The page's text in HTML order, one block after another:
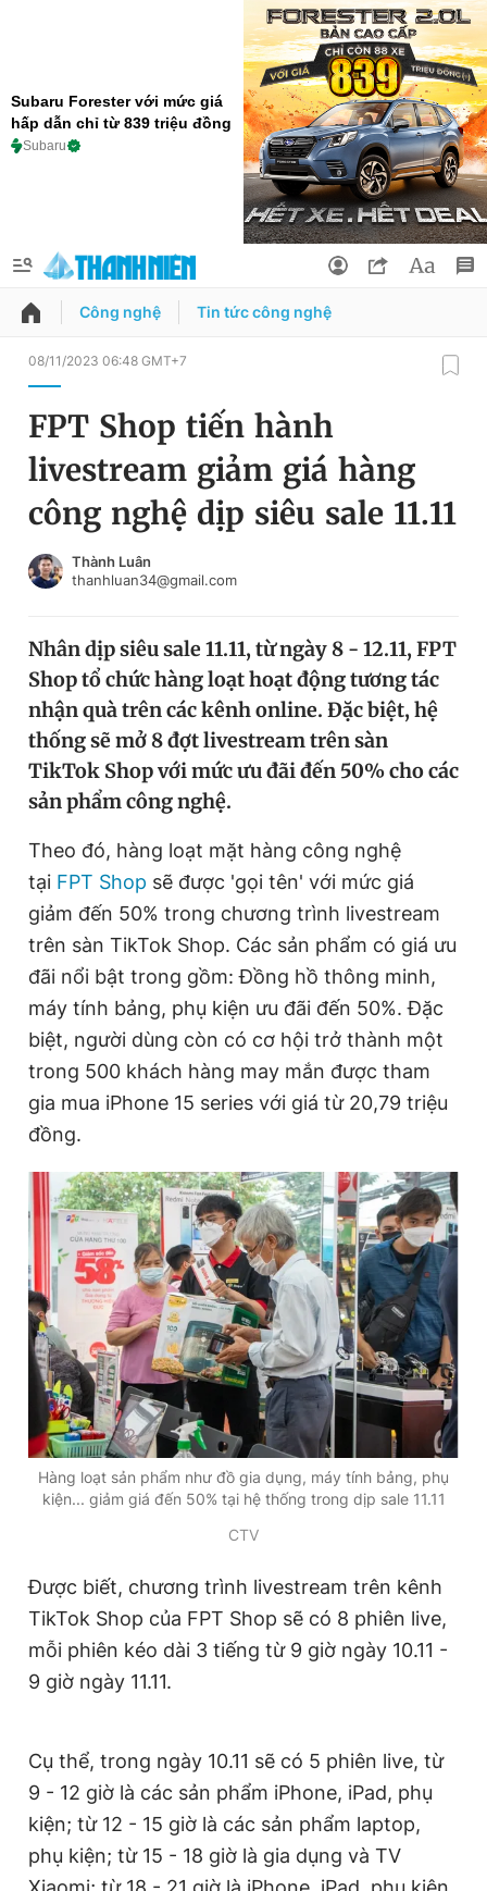
Subaru Forester với mức giá
hấp dẫn chỉ từ 839 triệu đồng
Subaru
QUẢNG CÁO ĐẶT BÁO
Chuyên mục
Chuyên mục khác
Chào ngày mới
Video Magazine
Sản phẩm khác
Tiện ích
Thông tin tòa soạn Liên hệ quảng cáo
Đọc Thanh Niên trên điện thoại
Theo dõi báo trên
Hotline
0906 645 777
Liên hệ quảng cáo
0908 780 404
Đặt báo Quảng cáo RSS Tòa soạn Chính sách bảo
Tổng biên tập: Nguyễn Ngọc Toàn
Phó tổng biên tập thường trực: Hải Thành
Phó tổng biên tập: Lâm Hiếu Dũng
Phó tổng biên tập: Trần Việt Hưng
Tổng thư ký tòa soạn: Đức Trung
Giấy phép xuất bản số 110/GP - BTTTT cấp ngày 24.3.2020
© 2003-2026 Bản quyền thuộc về Báo Thanh Niên. Cấm sao
bản. Phát triển bởi ePi Technologies, JSC.
Đổi mật khẩu
Tin đã lưu
Tin đã xem
Công nghệ Tin tức công nghệ
08/11/2023 06:48 GMT+7
FPT Shop tiến hành
livestream giảm giá hàng
công nghệ dịp siêu sale 11.11
Thành Luân
thanhluan34@gmail.com
Nhân dịp siêu sale 11.11, từ ngày 8 - 12.11, FPT
Shop tổ chức hàng loạt hoạt động tương tác
nhận quà trên các kênh online. Đặc biệt, hệ
thống sẽ mở 8 đợt livestream trên sàn
TikTok Shop với mức ưu đãi đến 50% cho các
sản phẩm công nghệ.
Theo đó, hàng loạt mặt hàng công nghệ
tại FPT Shop sẽ được 'gọi tên' với mức giá
giảm đến 50% trong chương trình livestream
trên sàn TikTok Shop. Các sản phẩm có giá ưu
đãi nổi bật trong gồm: Đồng hồ thông minh,
máy tính bảng, phụ kiện ưu đãi đến 50%. Đặc
biệt, người dùng còn có cơ hội trở thành một
trong 500 khách hàng may mắn được tham
gia mua iPhone 15 series với giá từ 20,79 triệu
đồng.
Hàng loạt sản phẩm như đồ gia dụng, máy tính bảng, phụ
kiện... giảm giá đến 50% tại hệ thống trong dịp sale 11.11
CTV
Được biết, chương trình livestream trên kênh
TikTok Shop của FPT Shop sẽ có 8 phiên live,
mỗi phiên kéo dài 3 tiếng từ 9 giờ ngày 10.11 -
9 giờ ngày 11.11.
Cụ thể, trong ngày 10.11 sẽ có 5 phiên live, từ
9 - 12 giờ là các sản phẩm iPhone, iPad, phụ
kiện; từ 12 - 15 giờ là các sản phẩm laptop,
phụ kiện; từ 15 - 18 giờ là gia dụng và TV